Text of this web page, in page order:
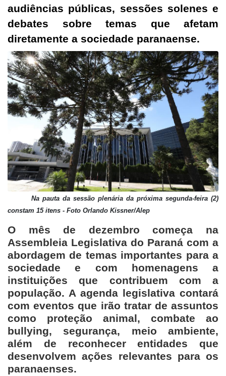
audiências públicas, sessões solenes e
debates sobre temas que afetam
diretamente a sociedade paranaense.
Na pauta da sessão plenária da próxima segunda-feira (2)
constam 15 itens - Foto Orlando Kissner/Alep
O mês de dezembro começa na
Assembleia Legislativa do Paraná com a
abordagem de temas importantes para a
sociedade e com homenagens a
instituições que contribuem com a
população. A agenda legislativa contará
com eventos que irão tratar de assuntos
como proteção animal, combate ao
bullying, segurança, meio ambiente,
além de reconhecer entidades que
desenvolvem ações relevantes para os
paranaenses.